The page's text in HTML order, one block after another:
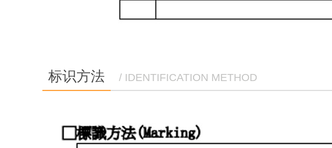
标识方法 / IDENTIFICATION METHOD